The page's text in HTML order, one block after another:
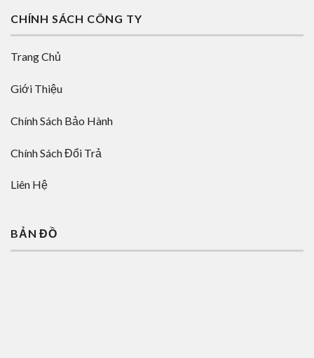
CHÍNH SÁCH CÔNG TY
Trang Chủ
Giới Thiệu
Chính Sách Bảo Hành
Chính Sách Đổi Trả
Liên Hệ
BẢN ĐỒ